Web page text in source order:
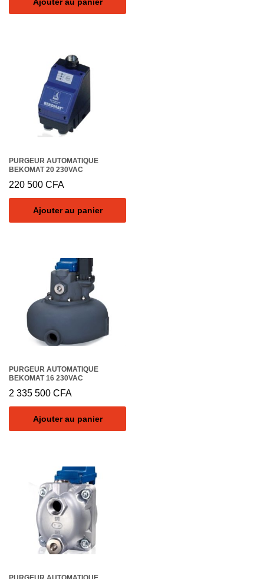
PURGEUR AUTOMATIQUE
BEKOMAT 20 230VAC
220 500 CFA
Ajouter au panier
PURGEUR AUTOMATIQUE
BEKOMAT 16 230VAC
2 335 500 CFA
Ajouter au panier